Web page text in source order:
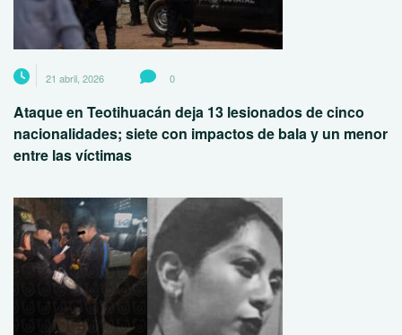
21 abril, 2026 0
Ataque en Teotihuacán deja 13 lesionados de cinco
nacionalidades; siete con impactos de bala y un menor
entre las víctimas